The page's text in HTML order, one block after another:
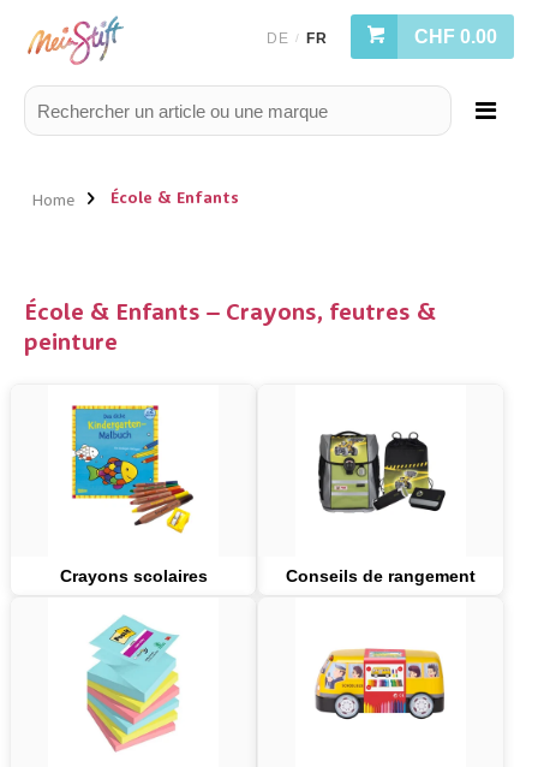
DE / FR CHF 0.00
Home École & Enfants
École & Enfants – Crayons, feutres &
peinture
Crayons scolaires Conseils de rangement